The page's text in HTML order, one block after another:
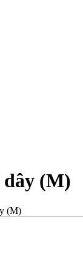
dây (M)
(M)